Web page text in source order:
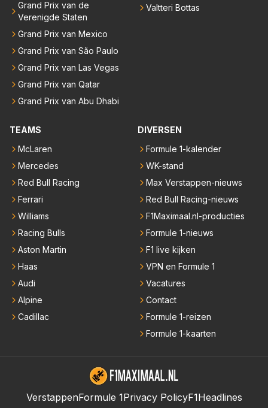
Grand Prix van de
Verenigde Staten
Grand Prix van Mexico
Grand Prix van São Paulo
Grand Prix van Las Vegas
Grand Prix van Qatar
Grand Prix van Abu Dhabi
Valtteri Bottas
TEAMS
McLaren
Mercedes
Red Bull Racing
Ferrari
Williams
Racing Bulls
Aston Martin
Haas
Audi
Alpine
Cadillac
DIVERSEN
Formule 1-kalender
WK-stand
Max Verstappen-nieuws
Red Bull Racing-nieuws
F1Maximaal.nl-producties
Formule 1-nieuws
F1 live kijken
VPN en Formule 1
Vacatures
Contact
Formule 1-reizen
Formule 1-kaarten
VerstappenFormule 1Privacy PolicyF1Headlines